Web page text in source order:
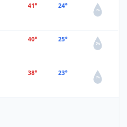
41° 24°
0%
40° 25°
0%
38° 23°
0%